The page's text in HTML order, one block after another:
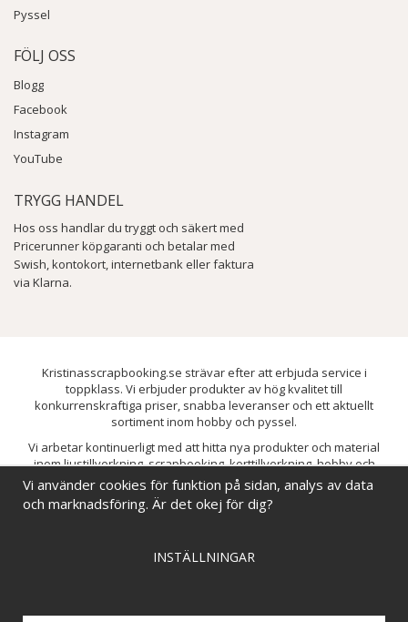
Pyssel
FÖLJ OSS
Blogg
Facebook
Instagram
YouTube
TRYGG HANDEL
Hos oss handlar du tryggt och säkert med
Pricerunner köpgaranti och betalar med
Swish, kontokort, internetbank eller faktura
via Klarna.
Kristinasscrapbooking.se strävar efter att erbjuda service i
toppklass. Vi erbjuder produkter av hög kvalitet till
konkurrenskraftiga priser, snabba leveranser och ett aktuellt
sortiment inom hobby och pyssel.
Vi arbetar kontinuerligt med att hitta nya produkter och material
inom ljustillverkning, scrapbooking, korttillverkning, hobby och
pyssel. Målet är att bredda sortimentet och löpande förbättra och
utveckla vårt utbud, så att du alltid kan hitta det du behöver hos oss.
Vi använder cookies för funktion på sidan, analys av data
och marknadsföring. Är det okej för dig?
INSTÄLLNINGAR